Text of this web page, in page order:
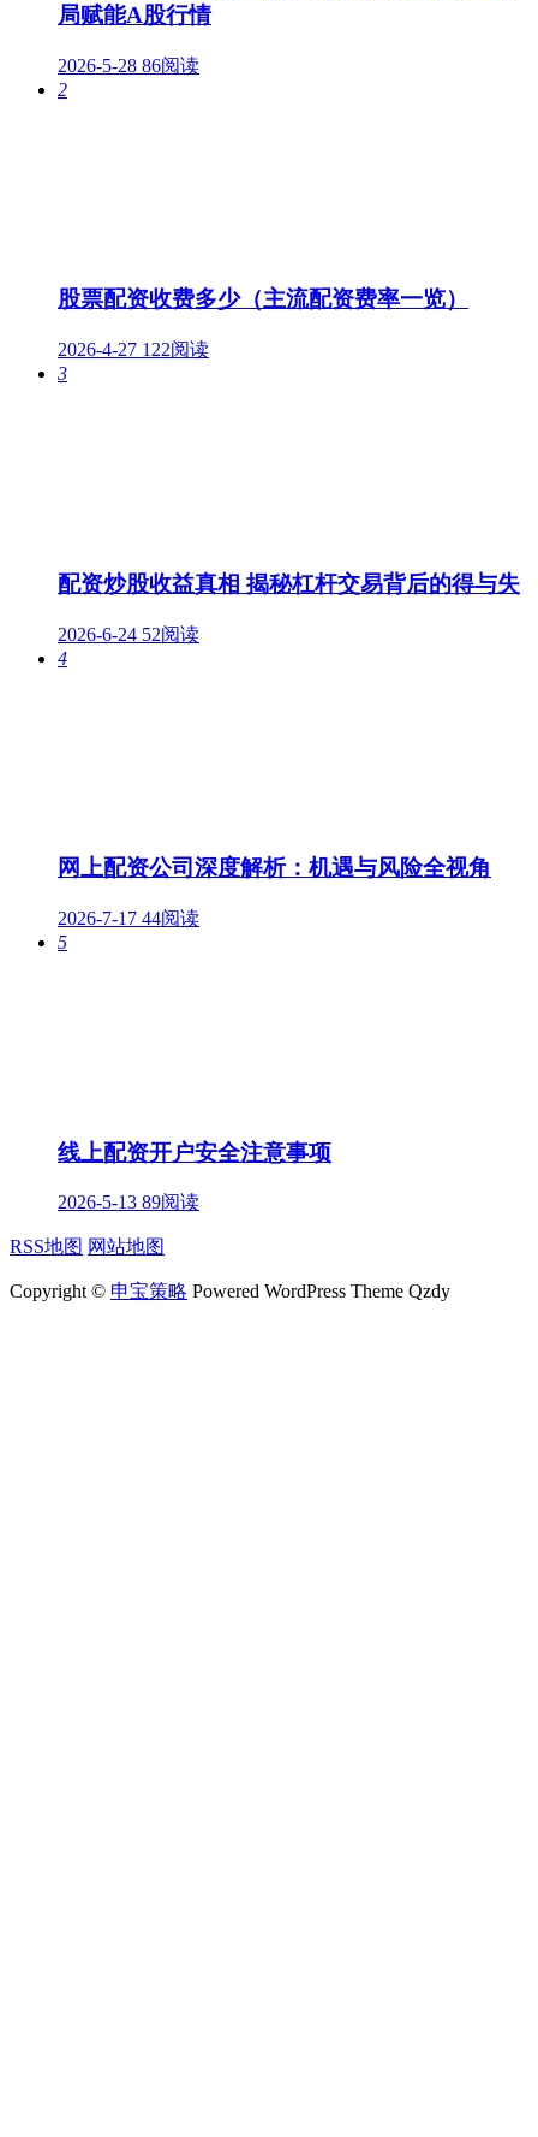
局赋能A股行情
2026-5-28 86阅读
2
股票配资收费多少（主流配资费率一览）
2026-4-27 122阅读
3
配资炒股收益真相 揭秘杠杆交易背后的得与失
2026-6-24 52阅读
4
网上配资公司深度解析：机遇与风险全视角
2026-7-17 44阅读
5
线上配资开户安全注意事项
2026-5-13 89阅读
RSS地图 网站地图
Copyright © 申宝策略 Powered WordPress Theme Qzdy